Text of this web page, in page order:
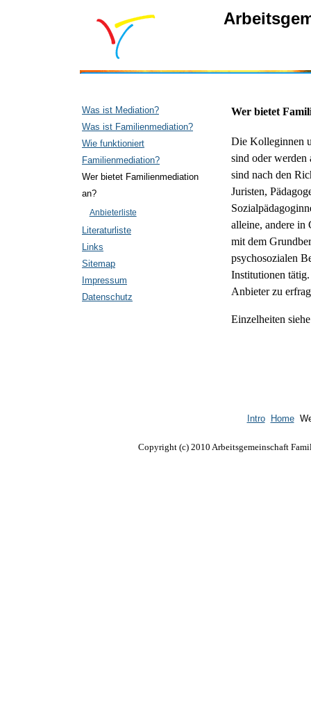
Was ist Mediation?
Was ist Familienmediation?
Wie funktioniert
Familienmediation?
Wer bietet Familienmediation
an?
Anbieterliste
Literaturliste
Links
Sitemap
Impressum
Datenschutz
Wer bietet
Die Kolleginnen
sind oder werden
sind nach den
Juristen,
alleine, andere in
mit dem
psychosozialen
Institutionen
Anbieter zu
Einzelheiten
Intro Home
Copyright (c) 2010 Arbeitsgemeinschaft